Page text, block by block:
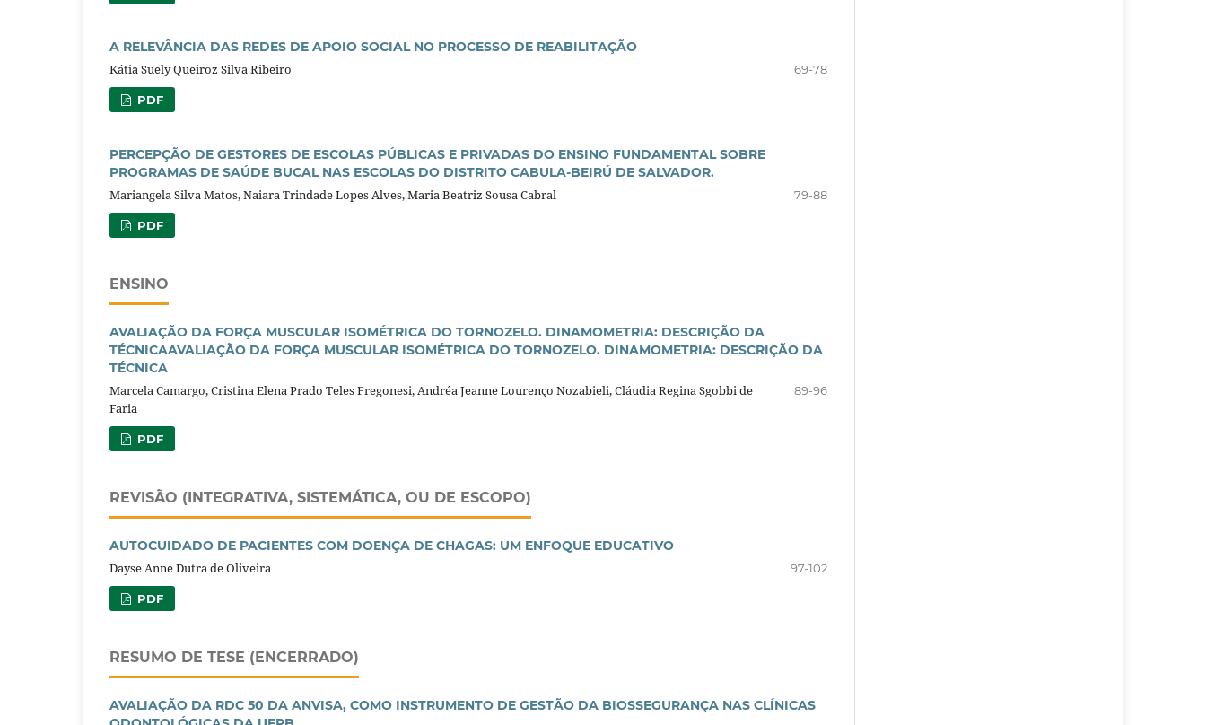
A RELEVÂNCIA DAS REDES DE APOIO SOCIAL NO PROCESSO DE REABILITAÇÃO
Kátia Suely Queiroz Silva Ribeiro
69-78
PDF
PERCEPÇÃO DE GESTORES DE ESCOLAS PÚBLICAS E PRIVADAS DO ENSINO FUNDAMENTAL SOBRE
PROGRAMAS DE SAÚDE BUCAL NAS ESCOLAS DO DISTRITO CABULA-BEIRÚ DE SALVADOR.
Mariangela Silva Matos, Naiara Trindade Lopes Alves, Maria Beatriz Sousa Cabral
79-88
PDF
ENSINO
AVALIAÇÃO DA FORÇA MUSCULAR ISOMÉTRICA DO TORNOZELO. DINAMOMETRIA: DESCRIÇÃO DA
TÉCNICAAVALIAÇÃO DA FORÇA MUSCULAR ISOMÉTRICA DO TORNOZELO. DINAMOMETRIA: DESCRIÇÃO DA
TÉCNICA
Marcela Camargo, Cristina Elena Prado Teles Fregonesi, Andréa Jeanne Lourenço Nozabieli, Cláudia Regina Sgobbi de
Faria
89-96
PDF
REVISÃO (INTEGRATIVA, SISTEMÁTICA, OU DE ESCOPO)
AUTOCUIDADO DE PACIENTES COM DOENÇA DE CHAGAS: UM ENFOQUE EDUCATIVO
Dayse Anne Dutra de Oliveira
97-102
PDF
RESUMO DE TESE (ENCERRADO)
AVALIAÇÃO DA RDC 50 DA ANVISA, COMO INSTRUMENTO DE GESTÃO DA BIOSSEGURANÇA NAS CLÍNICAS